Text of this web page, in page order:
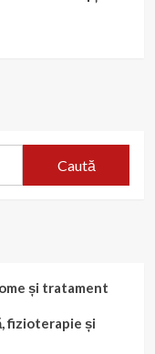
Caută
și tratament
fizioterapie și